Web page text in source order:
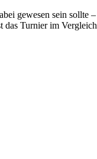
gewesen sein sollte
Turnier im